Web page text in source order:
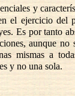
y
el ejercicio del
Es por tanto
aunque no
mismas a
y no una sola.